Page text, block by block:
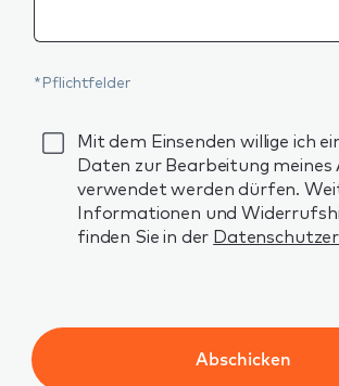
*Pflichtfelder
GDPRMit dem Einsenden willige ich
Daten zur Bearbeitung meines
verwendet werden dürfen.
Informationen und
finden Sie in der
Abschicken